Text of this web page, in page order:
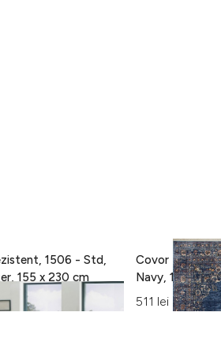
1506 - Std,
100% poliester, 155 x 230 cm
Covor Eko
511 lei